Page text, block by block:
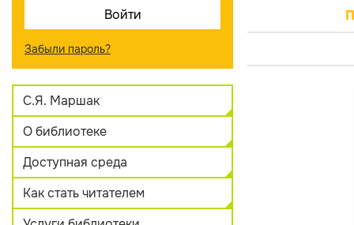
Забыли пароль?
С.Я. Маршак
О библиотеке
Доступная среда
Как стать читателем